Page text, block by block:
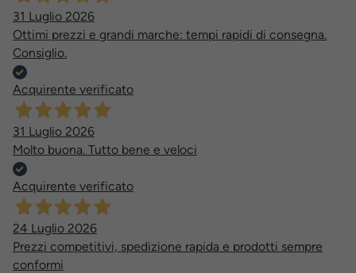
31 Luglio 2026
Ottimi prezzi e grandi marche: tempi rapidi di consegna.
Consiglio.
Acquirente verificato
31 Luglio 2026
Molto buona. Tutto bene e veloci
Acquirente verificato
24 Luglio 2026
Prezzi competitivi, spedizione rapida e prodotti sempre
conformi